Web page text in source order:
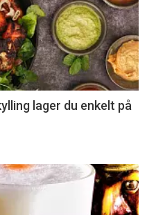
lager du enkelt på